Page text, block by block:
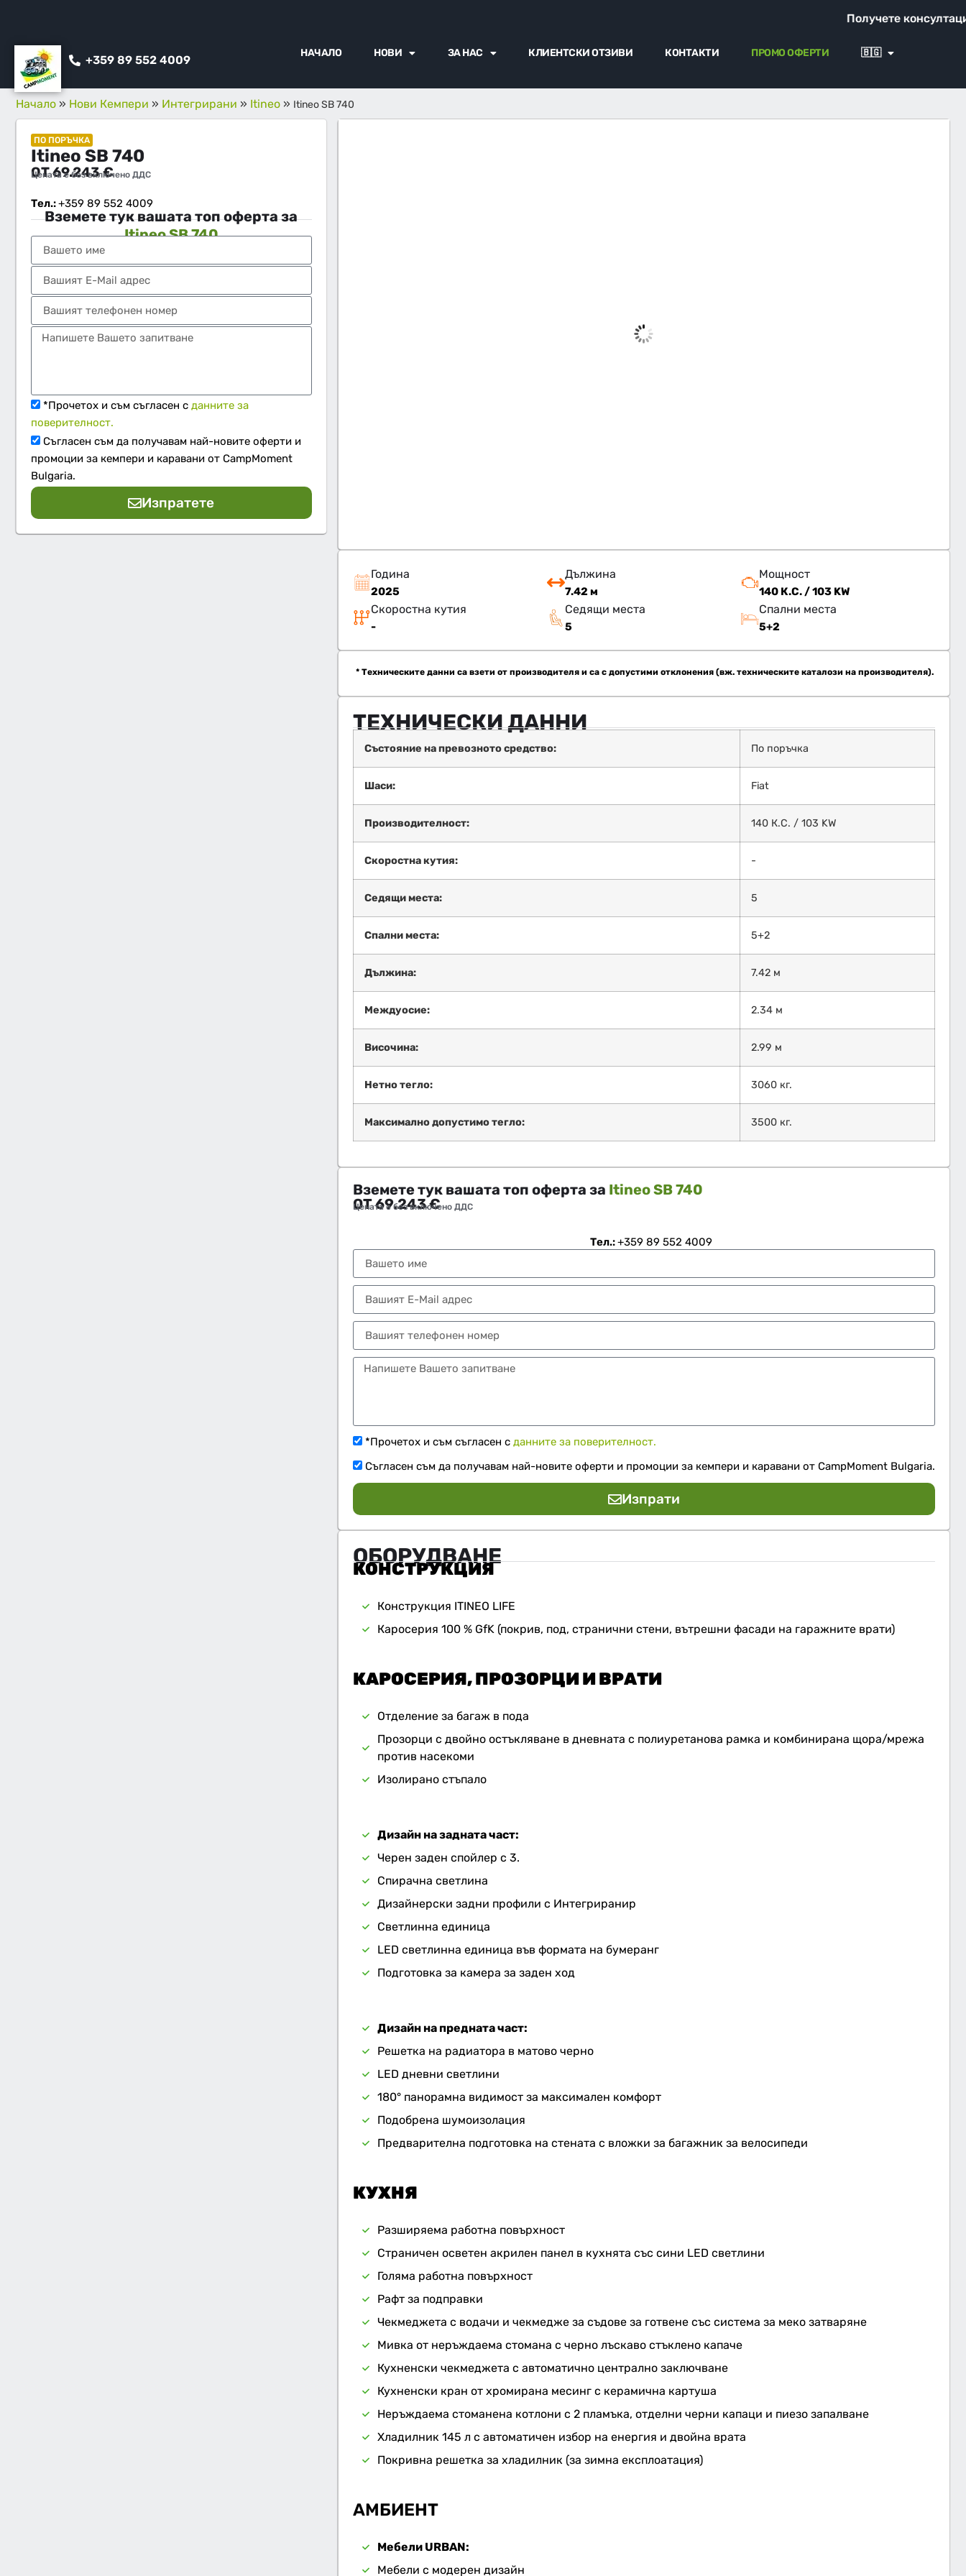
Получете консултация от
+359 89 552 4009
НАЧАЛО НОВИ ЗА НАС КЛИЕНТСКИ ОТЗИВИ КОНТАКТИ ПРОМО ОФЕРТИ 🇧🇬
Начало » Нови Кемпери » Интегрирани » Itineo » Itineo SB 740
ПО ПОРЪЧКА
Itineo SB 740
ОТ69.243€
Цената е без включено ДДС
Тел.:+359 89 552 4009
Вземете тук вашата топ оферта за
Itineo SB 740
*Прочетох и съм съгласен с данните за
поверителност.
Съгласен съм да получавам най-новите оферти и
промоции за кемпери и каравани от CampMoment
Bulgaria.
Изпратете
Година
2025
Дължина
7.42 м
Мощност
140 К.С. / 103 KW
Скоростна кутия
-
Седящи места
5
Спални места
5+2
* Техническите данни са взети от производителя и са с допустими отклонения (вж. техническите каталози на производителя).
ТЕХНИЧЕСКИ ДАННИ
Състояние на превозното средство: По поръчка
Шаси: Fiat
Производителност: 140 К.С. / 103 KW
Скоростна кутия: -
Седящи места: 5
Спални места: 5+2
Дължина: 7.42 м
Междуосие: 2.34 м
Височина: 2.99 м
Нетно тегло: 3060 кг.
Максимално допустимо тегло: 3500 кг.
Вземете тук вашата топ оферта за Itineo SB 740
ОТ69.243€
Цената е без включено ДДС
Тел.:+359 89 552 4009
*Прочетох и съм съгласен с данните за поверителност.
Съгласен съм да получавам най-новите оферти и промоции за кемпери и каравани от CampMoment Bulgaria.
Изпрати
ОБОРУДВАНЕ
КОНСТРУКЦИЯ
Конструкция ITINEO LIFE
Каросерия 100 % GfK (покрив, под, странични стени, вътрешни фасади на гаражните врати)
КАРОСЕРИЯ, ПРОЗОРЦИ И ВРАТИ
Отделение за багаж в пода
Прозорци с двойно остъкляване в дневната с полиуретанова рамка и комбинирана щора/мрежа
против насекоми
Изолирано стъпало
Дизайн на задната част:
Черен заден спойлер с 3.
Спирачна светлина
Дизайнерски задни профили с Интегриранир
Светлинна единица
LED светлинна единица във формата на бумеранг
Подготовка за камера за заден ход
Дизайн на предната част:
Решетка на радиатора в матово черно
LED дневни светлини
180° панорамна видимост за максимален комфорт
Подобрена шумоизолация
Предварителна подготовка на стената с вложки за багажник за велосипеди
КУХНЯ
Разширяема работна повърхност
Страничен осветен акрилен панел в кухнята със сини LED светлини
Голяма работна повърхност
Рафт за подправки
Чекмеджета с водачи и чекмедже за съдове за готвене със система за меко затваряне
Мивка от неръждаема стомана с черно лъскаво стъклено капаче
Кухненски чекмеджета с автоматично централно заключване
Кухненски кран от хромирана месинг с керамична картуша
Неръждаема стоманена котлони с 2 пламъка, отделни черни капаци и пиезо запалване
Хладилник 145 л с автоматичен избор на енергия и двойна врата
Покривна решетка за хладилник (за зимна експлоатация)
АМБИЕНТ
Мебели URBAN:
Мебели с модерен дизайн